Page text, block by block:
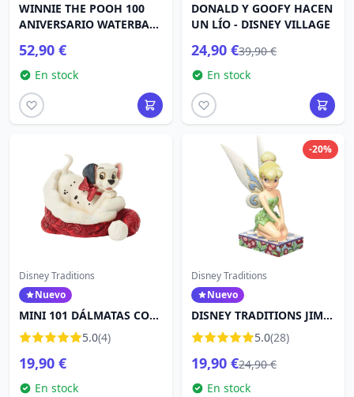
WINNIE THE POOH 100
ANIVERSARIO WATERBALL
52,90 €
En stock
DONALD Y GOOFY HACEN
UN LÍO - DISNEY VILLAGE
24,90 €39,90 €
En stock
Disney Traditions
Nuevo
MINI 101 DÁLMATAS CON
GORRO DE PAPÁ NOEL -
DISNEY TRADITIONS
5.0(4)
19,90 €
En stock
-20%
Disney Traditions
Nuevo
DISNEY TRADITIONS JIM
SHORE CAMPANILLA
(11,5cm)
5.0(28)
19,90 €24,90 €
En stock